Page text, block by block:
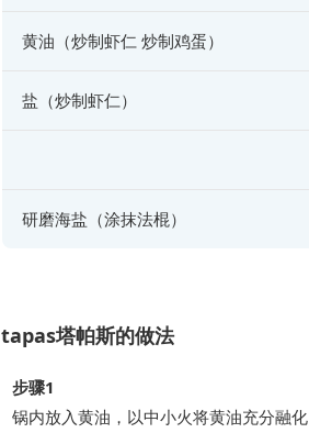
黄油（炒制虾仁 炒制鸡蛋）
盐（炒制虾仁）
研磨海盐（涂抹法棍）
tapas塔帕斯的做法
步骤1
锅内放入黄油，以中小火将黄油充分融化